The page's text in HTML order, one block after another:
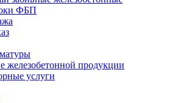
ФБП
железобетонной продукции
услуги